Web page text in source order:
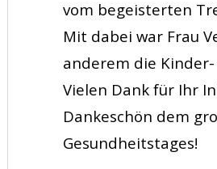
vom begeisterten
Mit dabei war Frau
anderem die
Vielen Dank für Ihr
Dankeschön dem
Gesundheitstages!